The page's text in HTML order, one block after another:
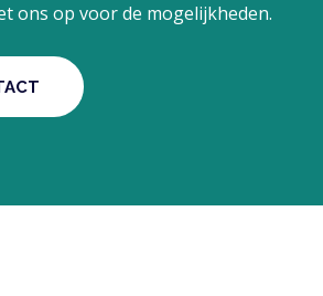
ons op voor de mogelijkheden.